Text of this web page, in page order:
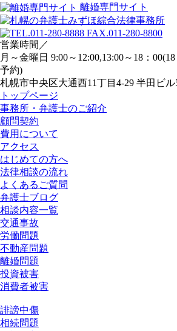
離婚専門サイト
営業時間／
月～金曜日 9:00～12:00,13:00～18：
予約)
札幌市中央区大通西11丁目4-29 半田ビル
トップページ
事務所・弁護士のご紹介
顧問契約
費用について
アクセス
はじめての方へ
法律相談の流れ
よくあるご質問
弁護士ブログ
相談内容一覧
交通事故
労働問題
不動産問題
離婚問題
投資被害
消費者被害
誹謗中傷
相続問題